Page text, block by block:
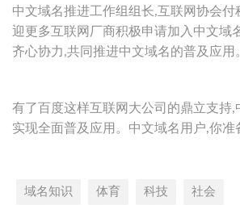
中文域名推进工作组组长,互联网协会付
迎更多互联网厂商积极申请加入中文域
齐心协力,共同推进中文域名的普及应用
有了百度这样互联网大公司的鼎立支持,
实现全面普及应用。中文域名用户,你准
域名知识 体育 科技 社会